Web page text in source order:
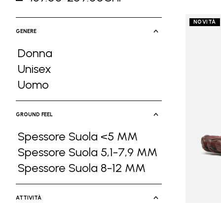
GENERE
Donna
Refine by Genere: Donna
Unisex
Refine by Genere: Unisex
Uomo
Refine by Genere: Uomo
GROUND FEEL
Spessore Suola <5 MM
Refine by Ground Feel: Spessore
Spessore Suola 5,1-7,9 MM
Refine by Ground Feel: Spessore Suola
Spessore Suola 8-12 MM
Refine by Ground Feel: Spessore Suola
ATTIVITÀ
NOVITÀ